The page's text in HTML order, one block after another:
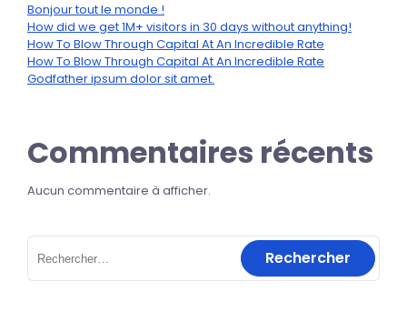
Bonjour tout le monde !
How did we get 1M+ visitors in 30 days without anything!
How To Blow Through Capital At An Incredible Rate
How To Blow Through Capital At An Incredible Rate
Godfather ipsum dolor sit amet.
Commentaires récents
Aucun commentaire à afficher.